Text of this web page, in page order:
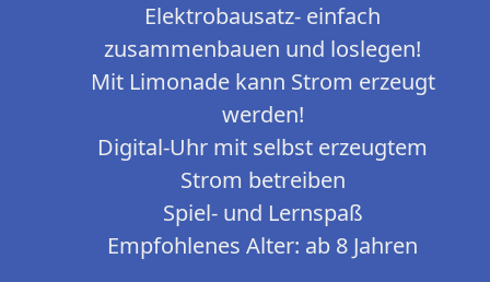
Elektrobausatz- einfach
zusammenbauen und loslegen!
Mit Limonade kann Strom erzeugt
werden!
Digital-Uhr mit selbst erzeugtem
Strom betreiben
Spiel- und Lernspaß
Empfohlenes Alter: ab 8 Jahren